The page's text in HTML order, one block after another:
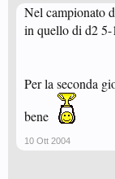
Nel campionato
in quello di d2 5-1
Per la seconda
bene
10 Ott 2004